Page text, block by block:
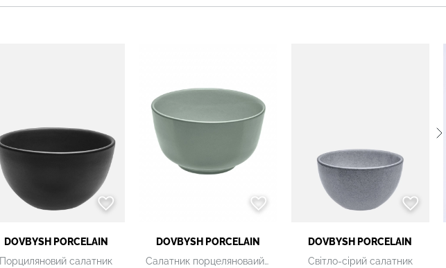
DOVBYSH PORCELAIN
Порциляновий салатник
DOVBYSH PORCELAIN
Салатник порцеляноваий світло-зелений
DOVBYSH PORCELAIN
Світло-сірий салатник